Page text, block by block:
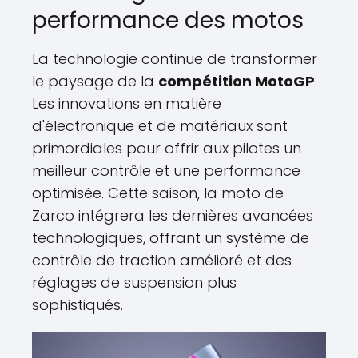
performance des motos
La technologie continue de transformer
le paysage de la compétition MotoGP.
Les innovations en matière
d'électronique et de matériaux sont
primordiales pour offrir aux pilotes un
meilleur contrôle et une performance
optimisée. Cette saison, la moto de
Zarco intégrera les dernières avancées
technologiques, offrant un système de
contrôle de traction amélioré et des
réglages de suspension plus
sophistiqués.